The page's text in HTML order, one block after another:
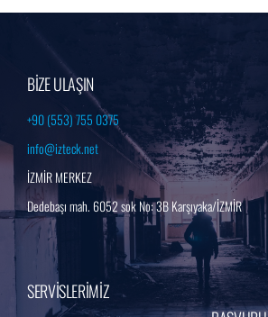
BİZE ULAŞIN
+90 (553) 755 0375
info@izteck.net
İZMİR MERKEZ
Dedebaşı mah. 6052 sok No: 3B Karşıyaka/İZMİR
SERVİSLERİMİZ